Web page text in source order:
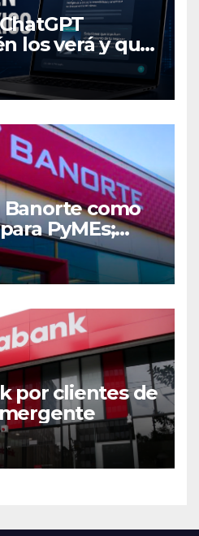
los verá y qué
Banorte como
PyMEs;
mercado
por clientes de